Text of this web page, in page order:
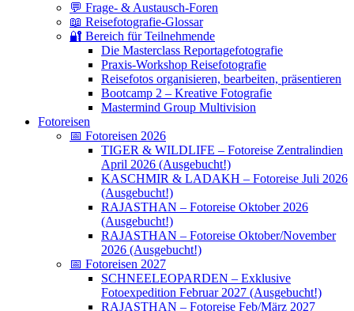
💬 Frage- & Austausch-Foren
📖 Reisefotografie-Glossar
🔐 Bereich für Teilnehmende
Die Masterclass Reportagefotografie
Praxis-Workshop Reisefotografie
Reisefotos organisieren, bearbeiten, präsentieren
Bootcamp 2 – Kreative Fotografie
Mastermind Group Multivision
Fotoreisen
📅 Fotoreisen 2026
TIGER & WILDLIFE – Fotoreise Zentralindien
April 2026 (Ausgebucht!)
KASCHMIR & LADAKH – Fotoreise Juli 2026
(Ausgebucht!)
RAJASTHAN – Fotoreise Oktober 2026
(Ausgebucht!)
RAJASTHAN – Fotoreise Oktober/November
2026 (Ausgebucht!)
📅 Fotoreisen 2027
SCHNEELEOPARDEN – Exklusive
Fotoexpedition Februar 2027 (Ausgebucht!)
RAJASTHAN – Fotoreise Feb/März 2027